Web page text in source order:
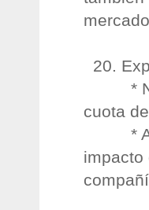
20.
*
cuota
*
impacto